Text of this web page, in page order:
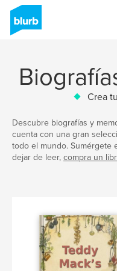
Crea
Descubre biografías y
cuenta con una gran
todo el mundo. Sumérgete
dejar de leer, compra un